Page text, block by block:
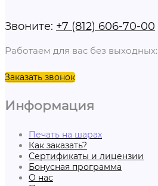
Звоните: +7 (812) 606-70-00
Работаем для вас без
Заказать звонок
Информация
Печать на шарах
Как заказать?
Сертификаты и лицензии
Бонусная программа
О нас